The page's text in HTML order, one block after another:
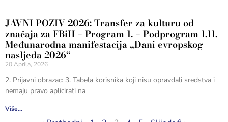
JAVNI POZIV 2026: Transfer za kulturu od
značaja za FBiH – Program 1. – Podprogram 1.11.
Međunarodna manifestacija „Dani evropskog
nasljeđa 2026“
20 Aprila, 2026
2. Prijavni obrazac: 3. Tabela korisnika koji nisu opravdali sredstva i
nemaju pravo aplicirati na
Više...